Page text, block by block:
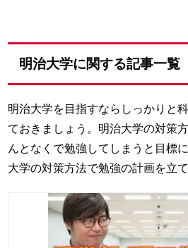
明治大学に関する記事一覧
明治大学を目指すならしっかりと
ておきましょう。明治大学の対策
んとなくで勉強してしまうと目標
大学の対策方法で勉強の計画を立て